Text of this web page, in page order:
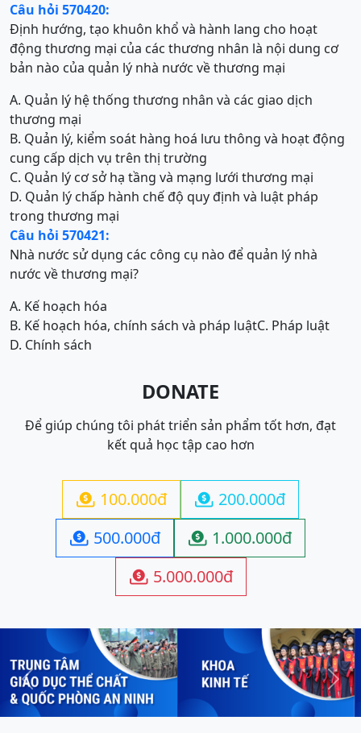
Câu hỏi 570420:
Định hướng, tạo khuôn khổ và hành lang cho hoạt
động thương mại của các thương nhân là nội dung cơ
bản nào của quản lý nhà nước về thương mại
A. Quản lý hệ thống thương nhân và các giao dịch
thương mại
B. Quản lý, kiểm soát hàng hoá lưu thông và hoạt động
cung cấp dịch vụ trên thị trường
C. Quản lý cơ sở hạ tầng và mạng lưới thương mại
D. Quản lý chấp hành chế độ quy định và luật pháp
trong thương mại
Câu hỏi 570421:
Nhà nước sử dụng các công cụ nào để quản lý nhà
nước về thương mại?
A. Kế hoạch hóa
B. Kế hoạch hóa, chính sách và pháp luậtC. Pháp luật
D. Chính sách
DONATE
Để giúp chúng tôi phát triển sản phẩm tốt hơn, đạt
kết quả học tập cao hơn
 100.000đ  200.000đ
 500.000đ  1.000.000đ
 5.000.000đ
Previous Next